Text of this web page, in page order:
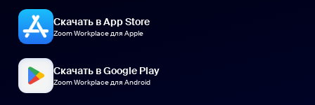
Скачать в App Store
Zoom Workplace для Apple
Скачать в Google Play
Zoom Workplace для Android